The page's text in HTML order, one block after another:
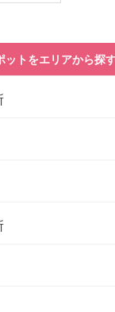
ットをエリアから探